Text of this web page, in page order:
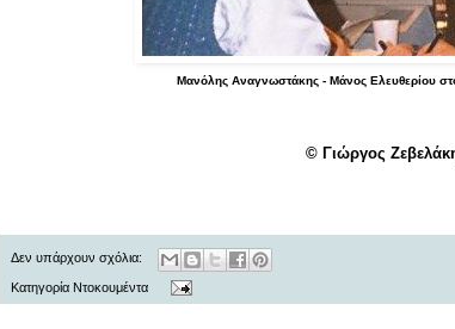
Μανόλης Αναγνωστάκης - Μάνος Ελευθερίου
© Γιώργος
Δεν υπάρχουν σχόλια:
Κατηγορία Ντοκουμέντα